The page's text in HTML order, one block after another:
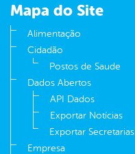
Mapa do Site
Alimentação
Cidadão
Postos de Saude
Dados Abertos
API Dados
Exportar Notícias
Exportar Secretarias
Empresa